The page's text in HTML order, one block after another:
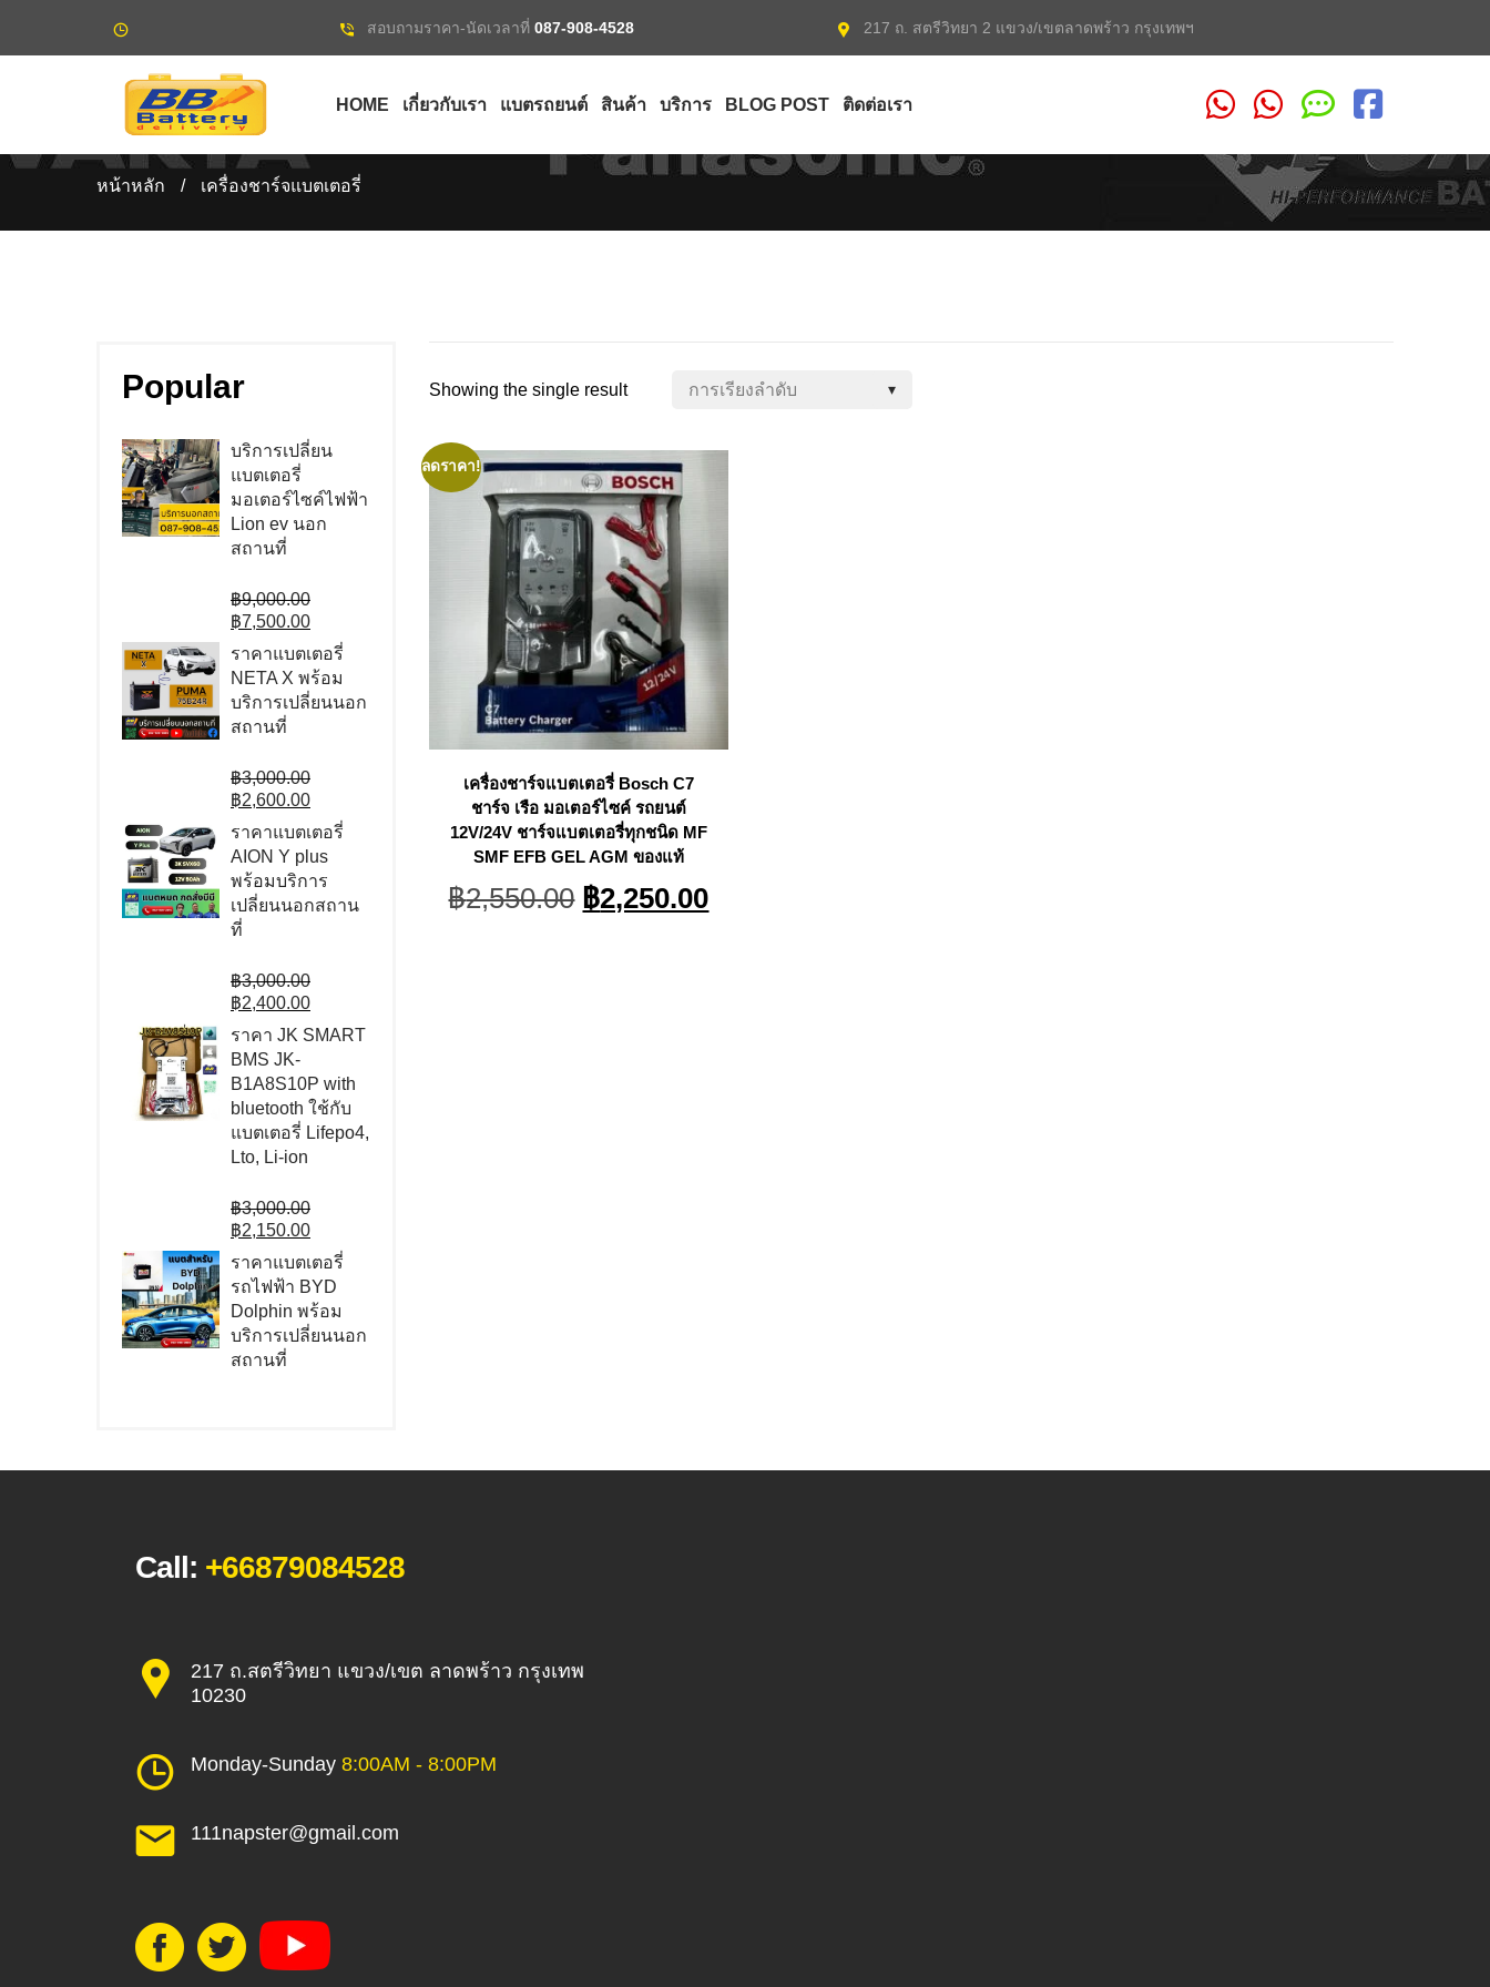
สอบถามราคา-นัดเวลาที่ 087-908-4528 217 ถ. สตรีวิทยา 2 แขวง/เขตลาดพร้าว กรุงเทพฯ
HOME เกี่ยวกับเรา แบตรถยนต์ สินค้า บริการ BLOG POST ติดต่อเรา
หน้าหลัก / เครื่องชาร์จแบตเตอรี่
Popular
บริการเปลี่ยน
แบตเตอรี่
มอเตอร์ไซค์ไฟฟ้า
Lion ev นอก
สถานที่
฿9,000.00Original
price
was:
฿9,000.00.
฿7,500.00Current
price
is:
฿7,500.00.
ราคาแบตเตอรี่
NETA X พร้อม
บริการเปลี่ยนนอก
สถานที่
฿3,000.00Original
price
was:
฿3,000.00.
฿2,600.00Current
price
is:
฿2,600.00.
ราคาแบตเตอรี่
AION Y plus
พร้อมบริการ
เปลี่ยนนอกสถาน
ที่
฿3,000.00Original
price
was:
฿3,000.00.
฿2,400.00Current
price
is:
ราคา JK SMART
BMS JK-
B1A8S10P with
bluetooth ใช้กับ
แบตเตอรี่ Lifepo4,
Lto, Li-ion
฿3,000.00Original
price
was:
฿3,000.00.
฿2,150.00Current
price
is:
฿2,150.00.
ราคาแบตเตอรี่
รถไฟฟ้า BYD
Dolphin พร้อม
บริการเปลี่ยนนอก
สถานที่
Showing the single result
ลดราคา!
เครื่องชาร์จแบตเตอรี่ Bosch C7
ชาร์จ เรือ มอเตอร์ไซค์ รถยนต์
12V/24V ชาร์จแบตเตอรี่ทุกชนิด MF
SMF EFB GEL AGM ของแท้
฿2,550.00 Original
price
฿2,250.00Current
price
Call: +66879084528
217 ถ.สตรีวิทยา แขวง/เขต ลาดพร้าว กรุงเทพ
10230
Monday-Sunday 8:00AM - 8:00PM
111napster@gmail.com